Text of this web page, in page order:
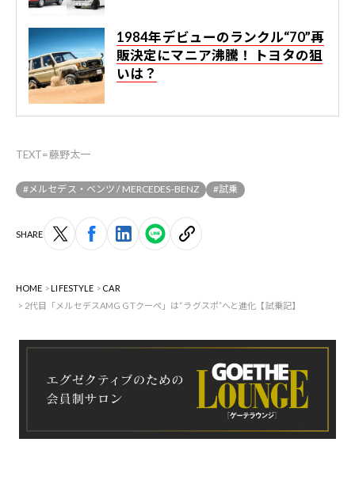
1984年デビューのランクル“70”再
販決定にマニア沸騰！ トヨタの狙
いは？
TEXT=藤野太一
#メルセデス・ベンツ / MERCEDES-BENZ #試乗
SHARE
HOME LIFESTYLE
CAR
2代目「メルセデスAMG GTクーペ」は“ラグスポ”へと進化【試乗記】